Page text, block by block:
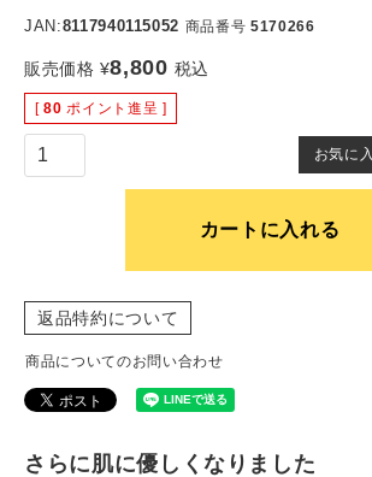
JAN:8117940115052 商品番号 5170266
販売価格 ¥8,800 税込
[ 80 ポイント進呈 ]
お気に
カートに入れる
返品特約について
商品についてのお問い合わせ
さらに肌に優しくなりました